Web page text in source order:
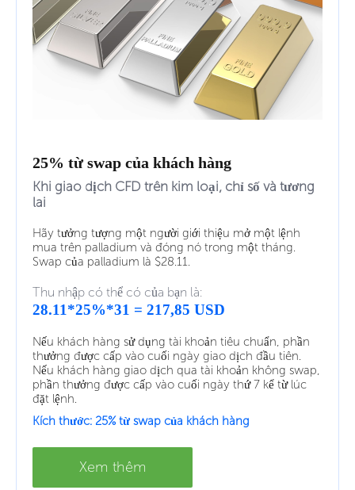
25% từ swap của khách hàng
Khi giao dịch CFD trên kim loại, chỉ số và tương
lai
Hãy tưởng tượng một người giới thiệu mở một lệnh
mua trên palladium và đóng nó trong một tháng.
Swap của palladium là $28.11.
Thu nhập có thể có của bạn là:
28.11*25%*31 = 217,85 USD
Nếu khách hàng sử dụng tài khoản tiêu chuẩn, phần
thưởng được cấp vào cuối ngày giao dịch đầu tiên.
Nếu khách hàng giao dịch qua tài khoản không swap,
phần thưởng được cấp vào cuối ngày thứ 7 kể từ lúc
đặt lệnh.
Kích thước: 25% từ swap của khách hàng
Xem thêm